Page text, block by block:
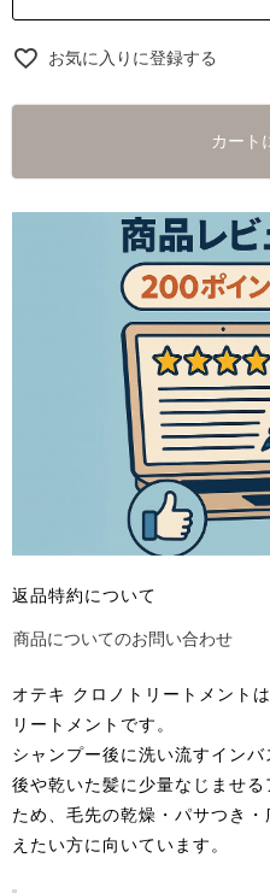
お気に入りに登録する
カート
返品特約について
商品についてのお問い合わせ
オテキ クロノトリートメント
リートメントです。
シャンプー後に洗い流すイン
後や乾いた髪に少量なじませ
ため、毛先の乾燥・パサつき
えたい方に向いています。